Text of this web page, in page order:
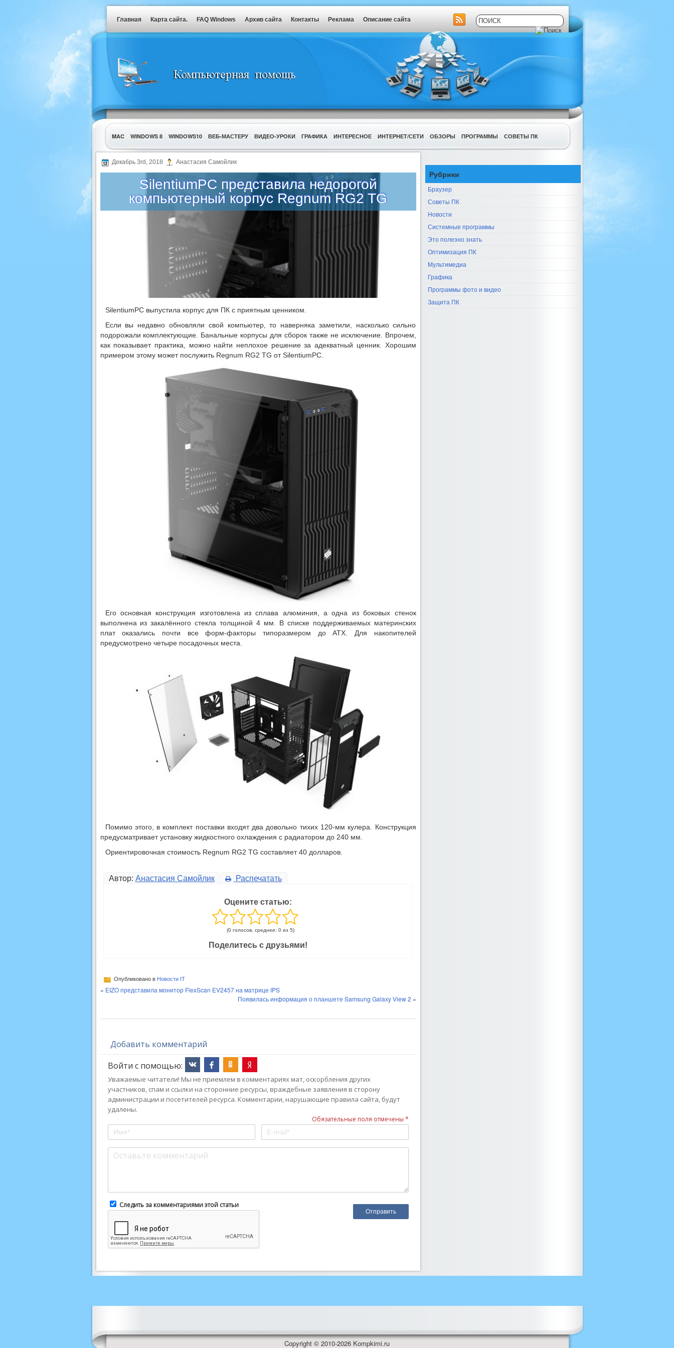
Главная Карта сайта. FAQ Windows Архив сайта Контакты Реклама Описание сайта
MAC WINDOWS 8 WINDOWS10 ВЕБ-МАСТЕРУ ВИДЕО-УРОКИ ГРАФИКА ИНТЕРЕСНОЕ ИНТЕРНЕТ/СЕТИ ОБЗОРЫ ПРОГРАММЫ СОВЕТЫ ПК
УТИЛИТЫ
Декабрь 3rd, 2018 Анастасия Самойлик
SilentiumPC представила недорогой
компьютерный корпус Regnum RG2 TG
SilentiumPC выпустила корпус для ПК с приятным ценником.
Если вы недавно обновляли свой компьютер, то наверняка заметили, насколько сильно
подорожали комплектующие. Банальные корпусы для сборок также не исключение. Впрочем,
как показывает практика, можно найти неплохое решение за адекватный ценник. Хорошим
примером этому может послужить Regnum RG2 TG от SilentiumPC.
Его основная конструкция изготовлена из сплава алюминия, а одна из боковых стенок
выполнена из закалённого стекла толщиной 4 мм. В списке поддерживаемых материнских
плат оказались почти все форм-факторы типоразмером до ATX. Для накопителей
предусмотрено четыре посадочных места.
Помимо этого, в комплект поставки входят два довольно тихих 120-мм кулера. Конструкция
предусматривает установку жидкостного охлаждения с радиатором до 240 мм.
Ориентировочная стоимость Regnum RG2 TG составляет 40 долларов.
Автор: Анастасия Самойлик Распечатать
Оцените статью:
(0 голосов, среднее: 0 из 5)
Поделитесь с друзьями!
Опубликовано в Новости IT
« EIZO представила монитор FlexScan EV2457 на матрице IPS
Появилась информация о планшете Samsung Galaxy View 2 »
Добавить комментарий
Войти с помощью:
Уважаемые читатели! Мы не приемлем в комментариях мат, оскорбления других
участников, спам и ссылки на сторонние ресурсы, враждебные заявления в сторону
администрации и посетителей ресурса. Комментарии, нарушающие правила сайта, будут
удалены.
Обязательные поля отмечены *
Следить за комментариями этой статьи
Рубрики
Браузер
Советы ПК
Новости
Системные программы
Это полезно знать
Оптимизация ПК
Мультимедиа
Графика
Программы фото и видео
Защита ПК
Copyright © 2010-2026 Kompkimi.ru